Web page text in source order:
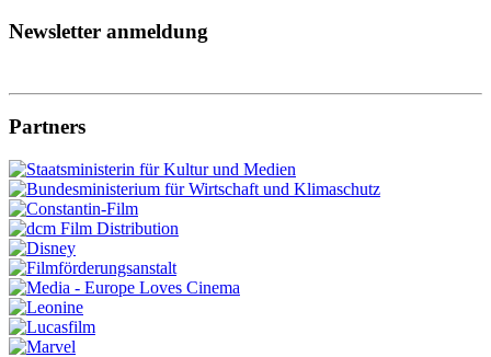
Newsletter anmeldung
Partners